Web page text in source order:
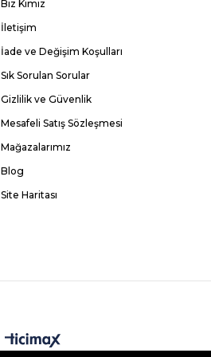
Biz Kimiz
İletişim
İade ve Değişim Koşulları
Sık Sorulan Sorular
Gizlilik ve Güvenlik
Mesafeli Satış Sözleşmesi
Mağazalarımız
Blog
Site Haritası